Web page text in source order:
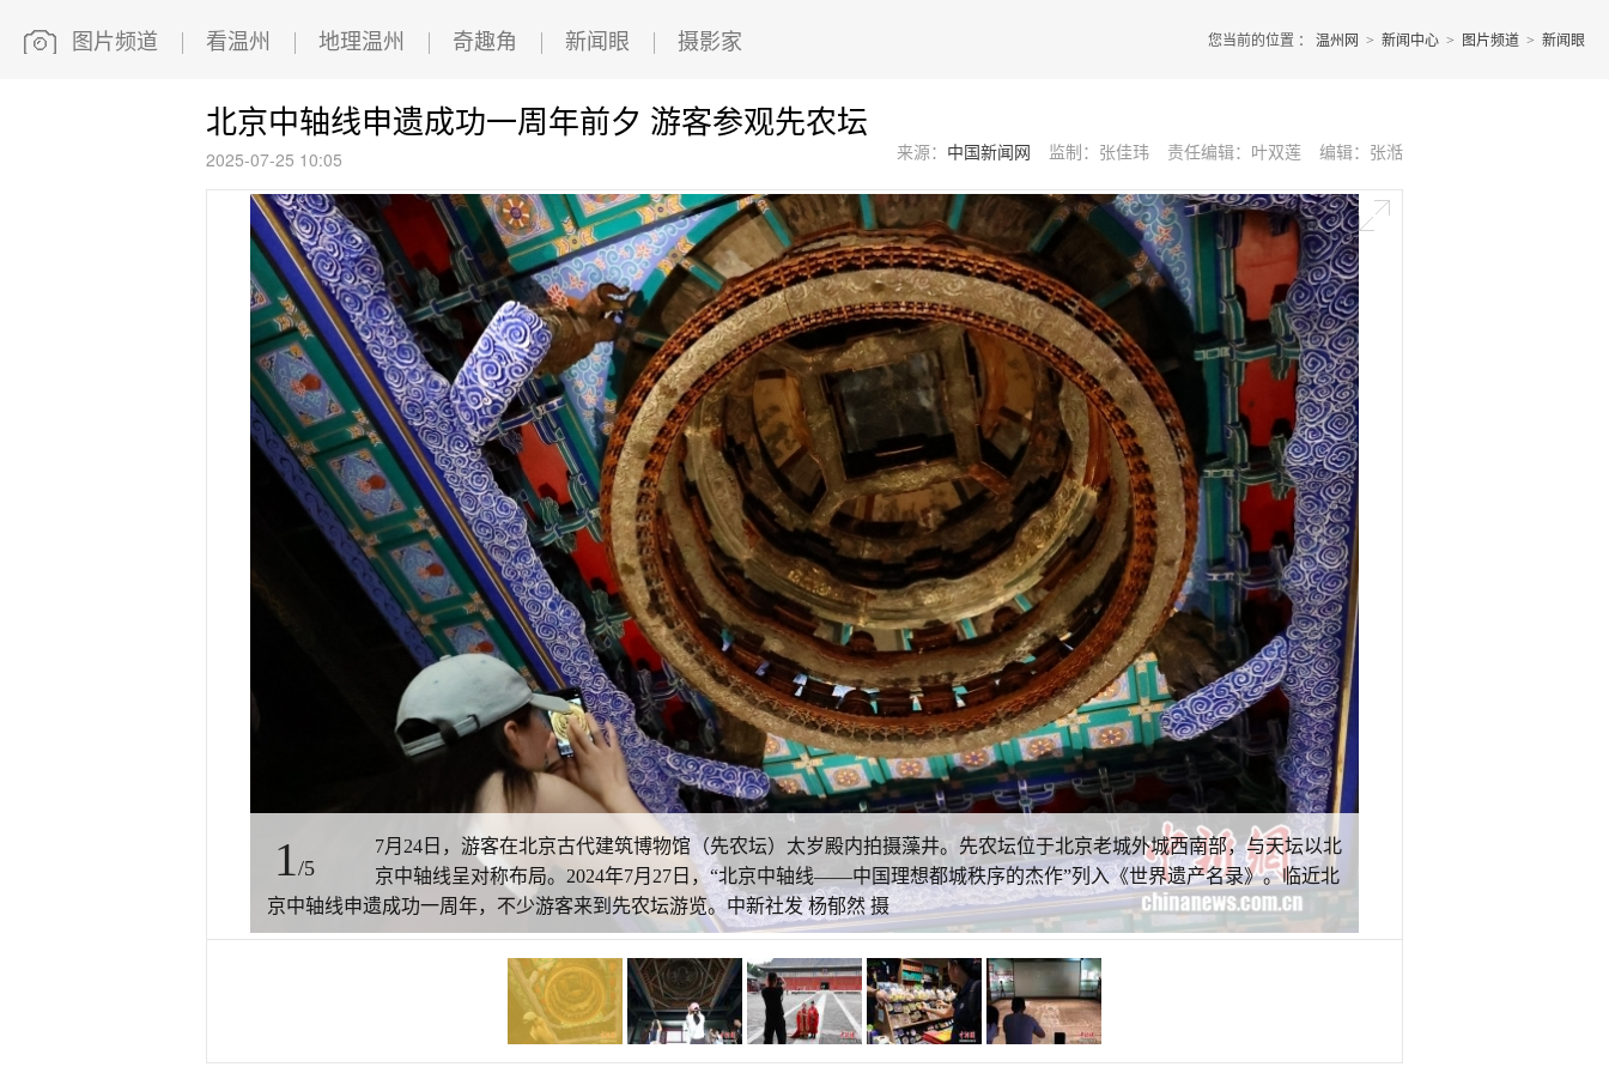
图片频道 看温州 地理温州 奇趣角 新闻眼 摄影家 您当前的位置 ： 温州网 > 新闻中心 > 图片频道 > 新闻眼
北京中轴线申遗成功一周年前夕 游客参观先农坛
2025-07-25 10:05 来源： 中国新闻网 监制：张佳玮 责任编辑：叶双莲 编辑：张湉
1/5
7月24日，游客在北京古代建筑博物馆（先农坛）太岁殿内拍摄藻井。先农坛位于北京老城外城西南部，与天坛以北
京中轴线呈对称布局。2024年7月27日，“北京中轴线——中国理想都城秩序的杰作”列入《世界遗产名录》。临近北
京中轴线申遗成功一周年，不少游客来到先农坛游览。中新社发 杨郁然 摄